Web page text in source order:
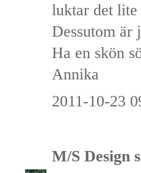
luktar det lite
Dessutom är
Ha en skön
Annika
2011-10-23
M/S Design